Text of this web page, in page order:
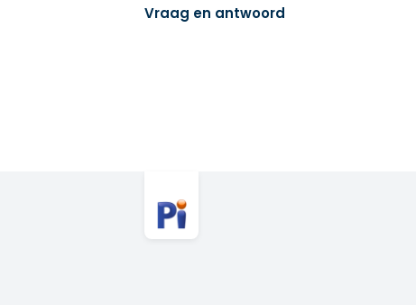
Vraag en antwoord